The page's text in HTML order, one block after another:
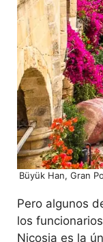
Büyük Han, Gran
Pero algunos
los
Nicosia es la